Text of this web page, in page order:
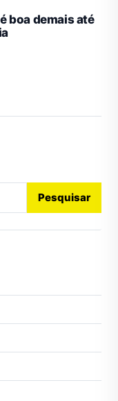
boa demais até